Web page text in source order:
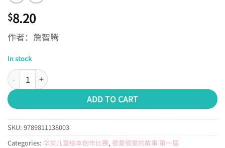
$8.20
作者：詹智腾
In stock
第一届绘本创作比赛（第三名）：如果我不寂寞 quantity
ADD TO CART
SKU: 9789811138003
Categories: 华文儿童绘本创作比赛, 很爱很爱的故事 第一届